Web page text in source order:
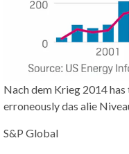
Nach dem Krieg 2014
erroneously das alie
S&P Global